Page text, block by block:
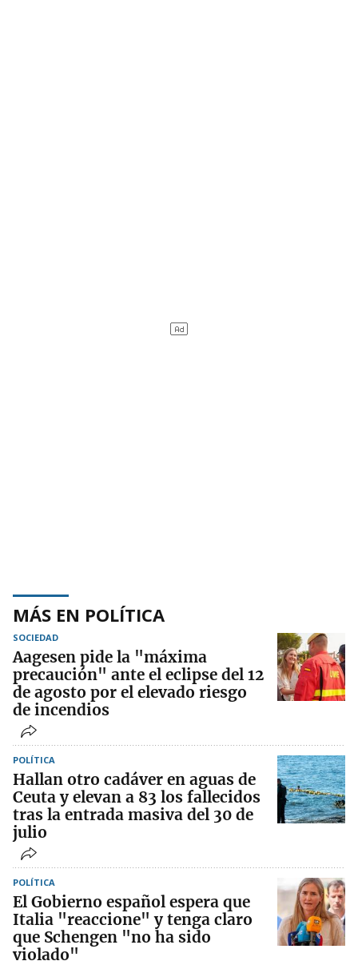
MÁS EN POLÍTICA
SOCIEDAD
Aagesen pide la "máxima
precaución" ante el eclipse del 12
de agosto por el elevado riesgo
de incendios
POLÍTICA
Hallan otro cadáver en aguas de
Ceuta y elevan a 83 los fallecidos
tras la entrada masiva del 30 de
julio
POLÍTICA
El Gobierno español espera que
Italia "reaccione" y tenga claro
que Schengen "no ha sido
violado"